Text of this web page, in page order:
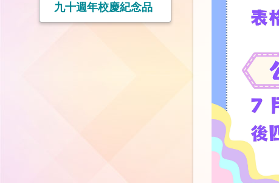
九十週年校慶口號設
計比賽
九十週年校慶紀念品